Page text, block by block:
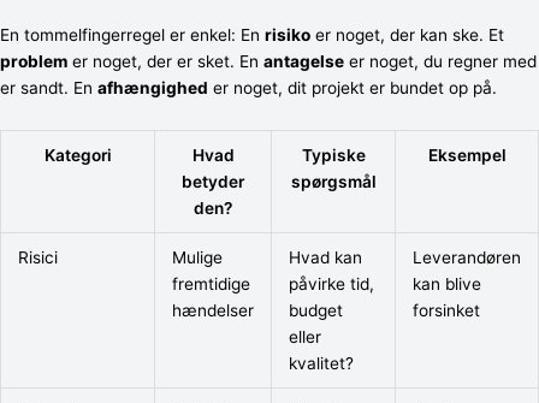
En tommelfingerregel er enkel: En risiko er noget, der kan ske. Et
problem er noget, der er sket. En antagelse er noget, du regner med
er sandt. En afhængighed er noget, dit projekt er bundet op på.
Kategori
Hvad
betyder
den?
Typiske
spørgsmål
Eksempel
Risici
Mulige
fremtidige
hændelser
Hvad kan
påvirke tid,
budget
eller
kvalitet?
Leverandøren
kan blive
forsinket